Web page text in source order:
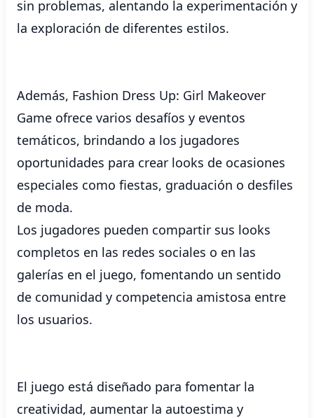
sin problemas, alentando la experimentación y
la exploración de diferentes estilos.
Además, Fashion Dress Up: Girl Makeover
Game ofrece varios desafíos y eventos
temáticos, brindando a los jugadores
oportunidades para crear looks de ocasiones
especiales como fiestas, graduación o desfiles
de moda.
Los jugadores pueden compartir sus looks
completos en las redes sociales o en las
galerías en el juego, fomentando un sentido
de comunidad y competencia amistosa entre
los usuarios.
El juego está diseñado para fomentar la
creatividad, aumentar la autoestima y